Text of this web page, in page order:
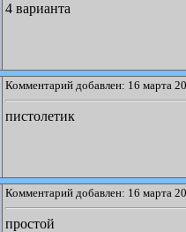
4 варианта
Комментарий добавлен: 16 марта
пистолетик
Комментарий добавлен: 16 марта
простой